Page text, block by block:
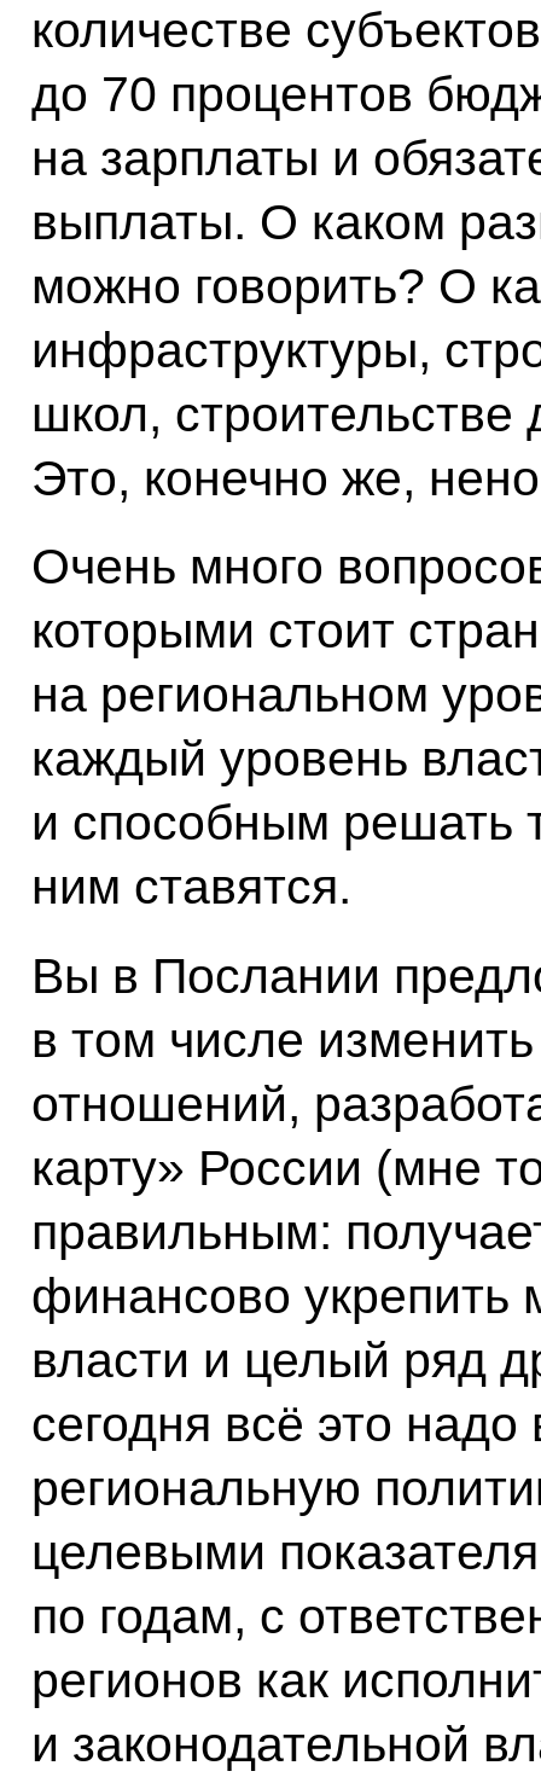
количестве
до 70 процентов
на зарплаты и
выплаты. О каком
можно говорить? О
инфраструктуры,
школ, строительстве
Это, конечно же,
Очень много
которыми стоит
на региональном
каждый уровень
и способным решать
ним ставятся.
Вы в Послании
в том числе
отношений,
карту» России (мне
правильным:
финансово укрепить
власти и целый ряд
сегодня всё это
региональную
целевыми
по годам, с
регионов как
и законодательной